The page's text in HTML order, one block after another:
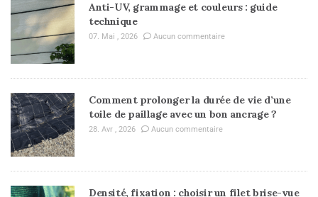
Anti-UV, grammage et couleurs : guide
technique
07. Mai , 2026 Aucun commentaire
Comment prolonger la durée de vie d’une
toile de paillage avec un bon ancrage ?
28. Avr , 2026 Aucun commentaire
Densité, fixation : choisir un filet brise-vue